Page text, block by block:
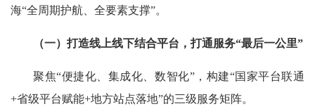
海“全周期护航、全要素支撑”。
（一）打造线上线下结合平台，打通服务“最后一公里”
聚焦“便捷化、集成化、数智化”，构建“国家平台联通
+省级平台赋能+地方站点落地”的三级服务矩阵。